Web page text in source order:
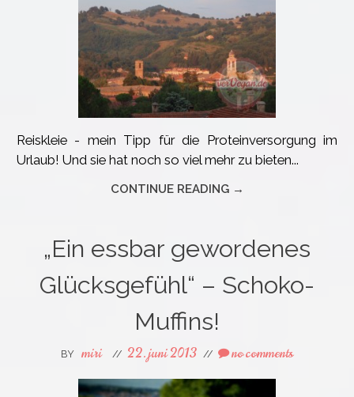
Reiskleie - mein Tipp für die Proteinversorgung im
Urlaub! Und sie hat noch so viel mehr zu bieten...
CONTINUE READING →
„Ein essbar gewordenes
Glücksgefühl“ – Schoko-
Muffins!
BY miri // 22. juni 2013 // no comments